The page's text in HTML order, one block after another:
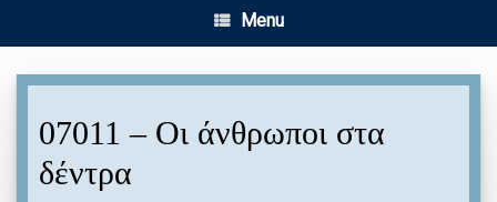
Menu
07011 – Οι άνθρωποι στα
δέντρα